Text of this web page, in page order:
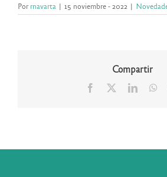
Porrnavarta | 15 noviembre - 2022 |
Compartir
Facebook